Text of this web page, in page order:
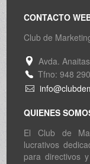
CONTACTO
Club de
Avda.
Tfno: 948
QUIENES
El Club de
lucrativos
para directivos